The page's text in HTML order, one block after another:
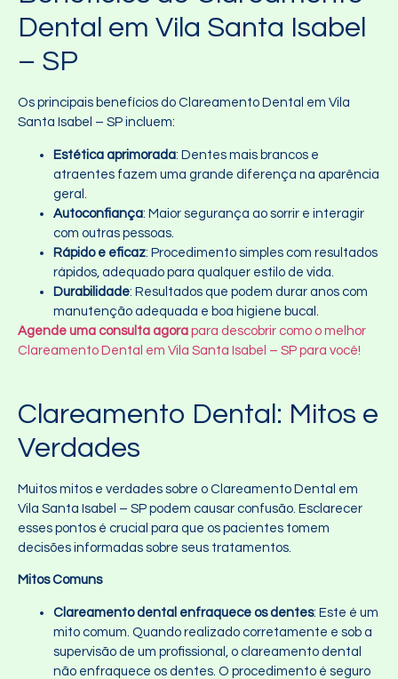
Dental em Vila Santa Isabel
– SP
Os principais benefícios do Clareamento Dental em Vila
Santa Isabel – SP incluem:
Estética aprimorada: Dentes mais brancos e
atraentes fazem uma grande diferença na aparência
geral.
Autoconfiança: Maior segurança ao sorrir e interagir
com outras pessoas.
Rápido e eficaz: Procedimento simples com resultados
rápidos, adequado para qualquer estilo de vida.
Durabilidade: Resultados que podem durar anos com
manutenção adequada e boa higiene bucal.
Agende uma consulta agora para descobrir como o melhor
Clareamento Dental em Vila Santa Isabel – SP para você!
Clareamento Dental: Mitos e
Verdades
Muitos mitos e verdades sobre o Clareamento Dental em
Vila Santa Isabel – SP podem causar confusão. Esclarecer
esses pontos é crucial para que os pacientes tomem
decisões informadas sobre seus tratamentos.
Mitos Comuns
Clareamento dental enfraquece os dentes: Este é um
mito comum. Quando realizado corretamente e sob a
supervisão de um profissional, o clareamento dental
não enfraquece os dentes. O procedimento é seguro